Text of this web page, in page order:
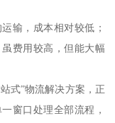
输，成本相对较低；
费用较高，但能大幅
式”物流解决方案，正
窗口处理全部流程，